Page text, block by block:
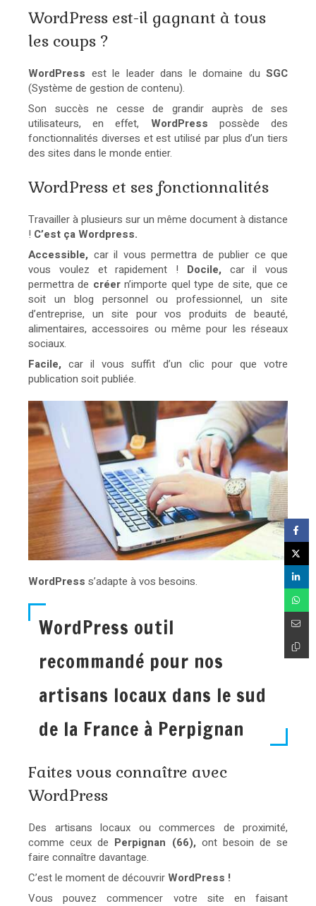
WordPress est-il gagnant à tous
les coups ?
WordPress est le leader dans le domaine du SGC
(Système de gestion de contenu).
Son succès ne cesse de grandir auprès de ses
utilisateurs, en effet, WordPress possède des
fonctionnalités diverses et est utilisé par plus d’un tiers
des sites dans le monde entier.
WordPress et ses fonctionnalités
Travailler à plusieurs sur un même document à distance
! C’est ça Wordpress.
Accessible, car il vous permettra de publier ce que
vous voulez et rapidement ! Docile, car il vous
permettra de créern’importe quel type de site, que ce
soit un blog personnel ou professionnel, un site
d’entreprise, un site pour vos produits de beauté,
alimentaires, accessoires ou même pour les réseaux
sociaux.
Facile,car il vous suffit d’un clic pour que votre
publication soit publiée.
WordPress s’adapte à vos besoins.
WordPress outil
recommandé pour nos
artisans locaux dans le sud
de la France à Perpignan
Faites vous connaître avec
WordPress
Des artisans locaux ou commerces de proximité,
comme ceux de Perpignan (66), ont besoin de se
faire connaître davantage.
C’est le moment de découvrirWordPress !
Vous pouvez commencer votre site en faisant